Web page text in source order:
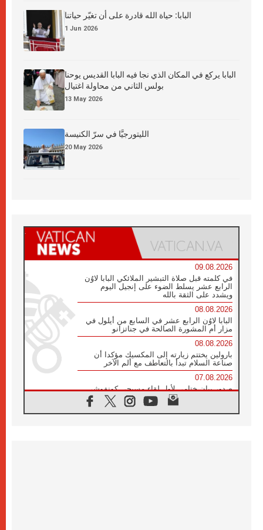
البابا: حياة الله قادرة على أن تغيّر حياتنا
1 Jun 2026
البابا يركع في المكان الذي نجا فيه البابا القديس يوحنا
بولس الثاني من محاولة اغتيال
13 May 2026
الليتورجيَّا في سرّ الكنيسة
20 May 2026
09.08.2026
في كلمته قبل صلاة التبشير الملائكي البابا لاوُن
الرابع عشر يسلط الضوء على إنجيل اليوم
ويشدد على الثقة بالله
08.08.2026
البابا لاوُن الرابع عشر في السابع من أيلول في
مزار أم المشورة الصالحة في جناتزانو
08.08.2026
بارولين يختتم زيارته إلى المكسيك مؤكدا أن
صناعة السلام تبدأ بالتعاطف مع ألم الآخر
07.08.2026
صدور بيان ختامي لأول لقاء مسيحي كونفوشي
بمشاركة الدائرة الفاتيكانية للحوار بين الأديان
07.08.2026